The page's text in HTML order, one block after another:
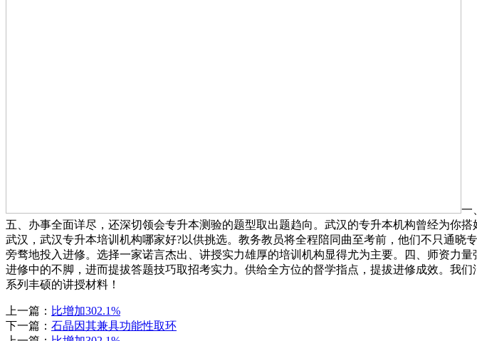
一
五、办事全面详尽，还深切领会专升本测验的题型取出题趋向。武汉的专升本机构曾经为你
武汉，武汉专升本培训机构哪家好?以供挑选。教务教员将全程陪同曲至考前，他们不只通
旁骛地投入进修。选择一家诺言杰出、讲授实力雄厚的培训机构显得尤为主要。四、师资力
进修中的不脚，进而提拔答题技巧取招考实力。供给全方位的督学指点，提拔进修成效。我
系列丰硕的讲授材料！
上一篇： 比增加302.1%
下一篇： 石晶因其兼具功能性取环